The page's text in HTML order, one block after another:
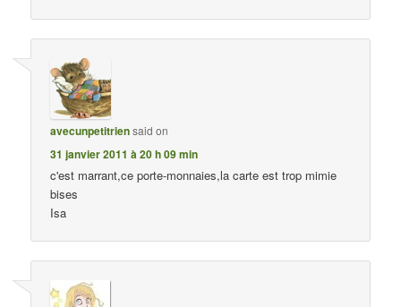
avecunpetitriensaid on
31 janvier 2011 à 20 h 09 min
c'est marrant,ce porte-monnaies,la carte est trop mimie
bises
Isa